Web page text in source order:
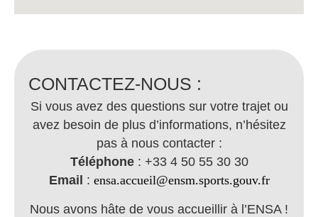
CONTACTEZ-NOUS :
Si vous avez des questions sur votre trajet ou
avez besoin de plus d’informations, n’hésitez
pas à nous contacter :
Téléphone: +33 4 50 55 30 30
Email : ensa.accueil@ensm.sports.gouv.fr
Nous avons hâte de vous accueillir à l’ENSA !